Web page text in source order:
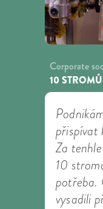
Corporate
10
přispívat
Za
10
potřeba.
vysadili